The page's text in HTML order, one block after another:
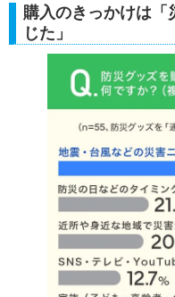
購入のきっかけは「
じた」